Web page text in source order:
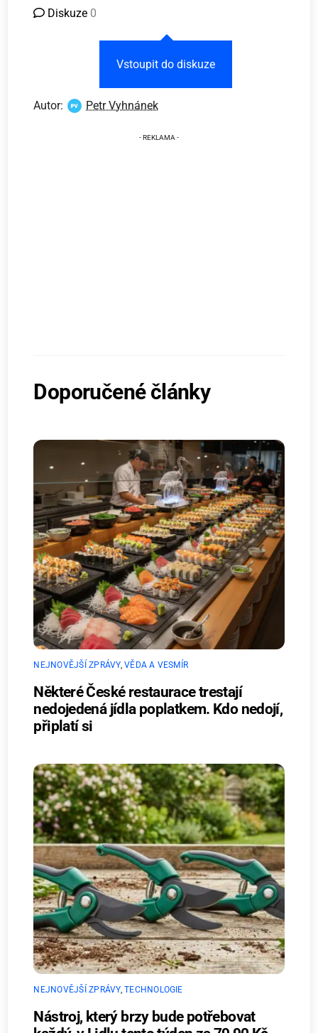
Diskuze 0
Vstoupit do diskuze
Autor: Petr Vyhnánek
Doporučené články
NEJNOVĚJŠÍ ZPRÁVY,VĚDA A VESMÍR
Některé České restaurace trestají
nedojedená jídla poplatkem. Kdo nedojí,
připlatí si
NEJNOVĚJŠÍ ZPRÁVY,TECHNOLOGIE
Nástroj, který brzy bude potřebovat